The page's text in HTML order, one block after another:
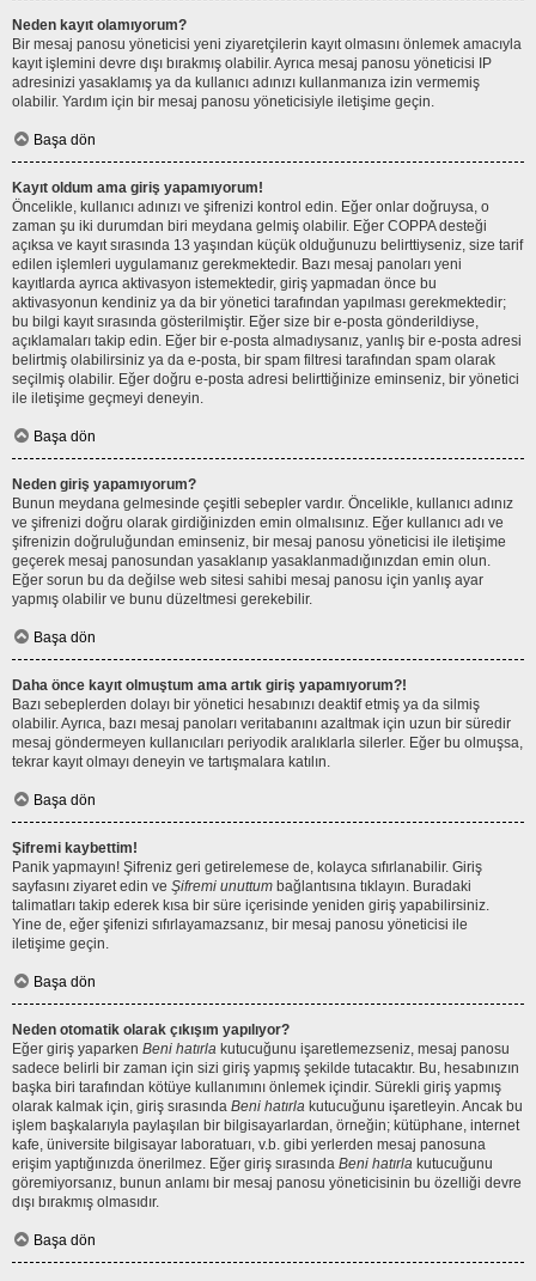
Neden kayıt olamıyorum?
Bir mesaj panosu yöneticisi yeni ziyaretçilerin kayıt olmasını önlemek amacıyla
kayıt işlemini devre dışı bırakmış olabilir. Ayrıca mesaj panosu yöneticisi IP
adresinizi yasaklamış ya da kullanıcı adınızı kullanmanıza izin vermemiş
olabilir. Yardım için bir mesaj panosu yöneticisiyle iletişime geçin.
Başa dön
Kayıt oldum ama giriş yapamıyorum!
Öncelikle, kullanıcı adınızı ve şifrenizi kontrol edin. Eğer onlar doğruysa, o
zaman şu iki durumdan biri meydana gelmiş olabilir. Eğer COPPA desteği
açıksa ve kayıt sırasında 13 yaşından küçük olduğunuzu belirttiyseniz, size tarif
edilen işlemleri uygulamanız gerekmektedir. Bazı mesaj panoları yeni
kayıtlarda ayrıca aktivasyon istemektedir, giriş yapmadan önce bu
aktivasyonun kendiniz ya da bir yönetici tarafından yapılması gerekmektedir;
bu bilgi kayıt sırasında gösterilmiştir. Eğer size bir e-posta gönderildiyse,
açıklamaları takip edin. Eğer bir e-posta almadıysanız, yanlış bir e-posta adresi
belirtmiş olabilirsiniz ya da e-posta, bir spam filtresi tarafından spam olarak
seçilmiş olabilir. Eğer doğru e-posta adresi belirttiğinize eminseniz, bir yönetici
ile iletişime geçmeyi deneyin.
Başa dön
Neden giriş yapamıyorum?
Bunun meydana gelmesinde çeşitli sebepler vardır. Öncelikle, kullanıcı adınız
ve şifrenizi doğru olarak girdiğinizden emin olmalısınız. Eğer kullanıcı adı ve
şifrenizin doğruluğundan eminseniz, bir mesaj panosu yöneticisi ile iletişime
geçerek mesaj panosundan yasaklanıp yasaklanmadığınızdan emin olun.
Eğer sorun bu da değilse web sitesi sahibi mesaj panosu için yanlış ayar
yapmış olabilir ve bunu düzeltmesi gerekebilir.
Başa dön
Daha önce kayıt olmuştum ama artık giriş yapamıyorum?!
Bazı sebeplerden dolayı bir yönetici hesabınızı deaktif etmiş ya da silmiş
olabilir. Ayrıca, bazı mesaj panoları veritabanını azaltmak için uzun bir süredir
mesaj göndermeyen kullanıcıları periyodik aralıklarla silerler. Eğer bu olmuşsa,
tekrar kayıt olmayı deneyin ve tartışmalara katılın.
Başa dön
Şifremi kaybettim!
Panik yapmayın! Şifreniz geri getirelemese de, kolayca sıfırlanabilir. Giriş
sayfasını ziyaret edin ve Şifremi unuttum bağlantısına tıklayın. Buradaki
talimatları takip ederek kısa bir süre içerisinde yeniden giriş yapabilirsiniz.
Yine de, eğer şifenizi sıfırlayamazsanız, bir mesaj panosu yöneticisi ile
iletişime geçin.
Başa dön
Neden otomatik olarak çıkışım yapılıyor?
Eğer giriş yaparken Beni hatırla kutucuğunu işaretlemezseniz, mesaj panosu
sadece belirli bir zaman için sizi giriş yapmış şekilde tutacaktır. Bu, hesabınızın
başka biri tarafından kötüye kullanımını önlemek içindir. Sürekli giriş yapmış
olarak kalmak için, giriş sırasında Beni hatırla kutucuğunu işaretleyin. Ancak bu
işlem başkalarıyla paylaşılan bir bilgisayarlardan, örneğin; kütüphane, internet
kafe, üniversite bilgisayar laboratuarı, v.b. gibi yerlerden mesaj panosuna
erişim yaptığınızda önerilmez. Eğer giriş sırasında Beni hatırla kutucuğunu
göremiyorsanız, bunun anlamı bir mesaj panosu yöneticisinin bu özelliği devre
dışı bırakmış olmasıdır.
Başa dön